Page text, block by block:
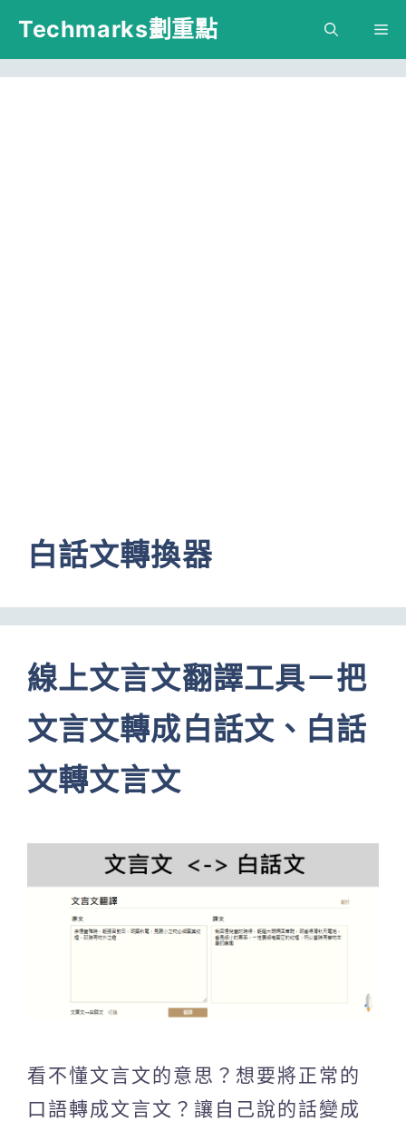
跳
主
Techmarks劃重點
白話文轉換器
線上文言文翻譯工具－把
文言文轉成白話文、白話
文轉文言文
看不懂文言文的意思？想要將正常的
口語轉成文言文？讓自己說的話變成